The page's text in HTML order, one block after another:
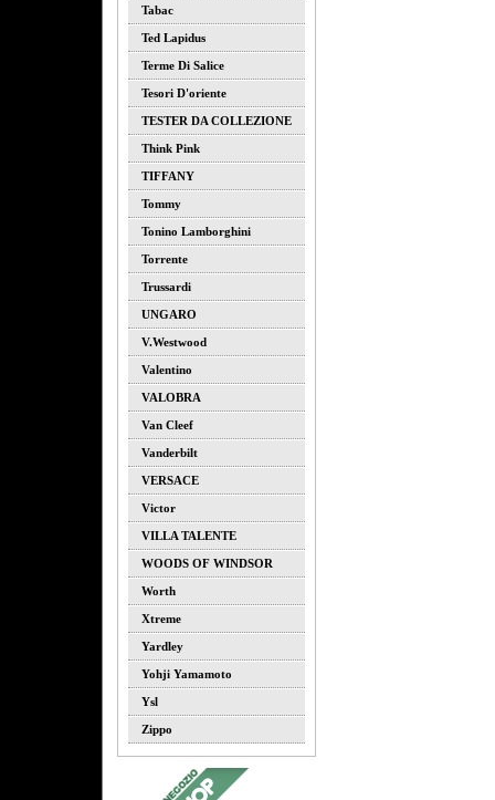
Tabac
Ted Lapidus
Terme Di Salice
Tesori D'oriente
TESTER DA COLLEZIONE
Think Pink
TIFFANY
Tommy
Tonino Lamborghini
Torrente
Trussardi
UNGARO
V.westwood
Valentino
VALOBRA
Van Cleef
Vanderbilt
VERSACE
Victor
VILLA TALENTE
WOODS OF WINDSOR
Worth
Xtreme
Yardley
Yohji Yamamoto
Ysl
Zippo